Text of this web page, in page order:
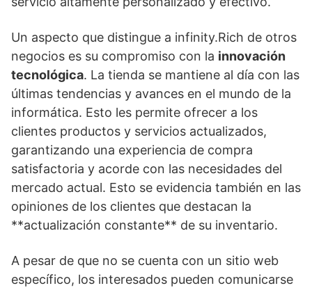
Un aspecto que distingue a infinity.Rich de otros
negocios es su compromiso con la innovación
tecnológica. La tienda se mantiene al día con las
últimas tendencias y avances en el mundo de la
informática. Esto les permite ofrecer a los
clientes productos y servicios actualizados,
garantizando una experiencia de compra
satisfactoria y acorde con las necesidades del
mercado actual. Esto se evidencia también en las
opiniones de los clientes que destacan la
**actualización constante** de su inventario.
A pesar de que no se cuenta con un sitio web
específico, los interesados pueden comunicarse